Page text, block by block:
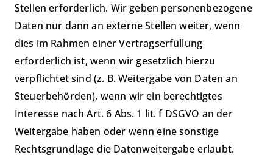
Stellen erforderlich. Wir geben personenbezogene
Daten nur dann an externe Stellen weiter, wenn
dies im Rahmen einer Vertragserfüllung
erforderlich ist, wenn wir gesetzlich hierzu
verpflichtet sind (z. B. Weitergabe von Daten an
Steuerbehörden), wenn wir ein berechtigtes
Interesse nach Art. 6 Abs. 1 lit. f DSGVO an der
Weitergabe haben oder wenn eine sonstige
Rechtsgrundlage die Datenweitergabe erlaubt.